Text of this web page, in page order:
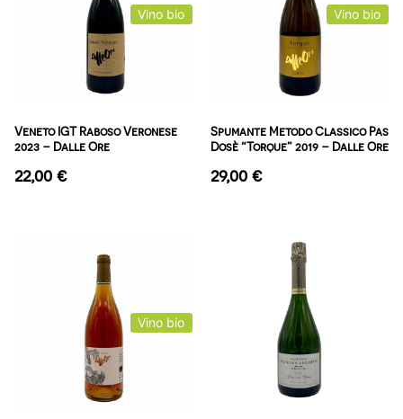
Vino bio
Veneto IGT Raboso Veronese
2023 – Dalle Ore
22,00 €
Vino bio
Spumante Metodo Classico Pas
Dosè “Torque” 2019 – Dalle Ore
29,00 €
Vino bio